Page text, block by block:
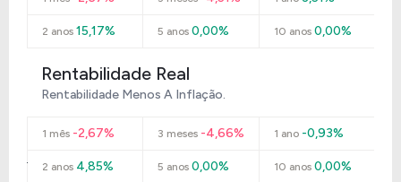
2 anos 15,17% 5 anos 0,00% 10 anos0,00%
Rentabilidade Real
Rentabilidade Menos A Inflação.
1 mês -2,67% 3 meses -4,66% 1 ano-0,93%
2 anos 4,85% 5 anos 0,00% 10 anos0,00%